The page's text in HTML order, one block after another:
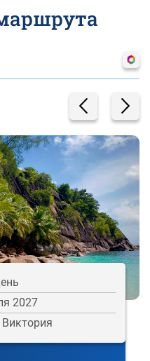
2027